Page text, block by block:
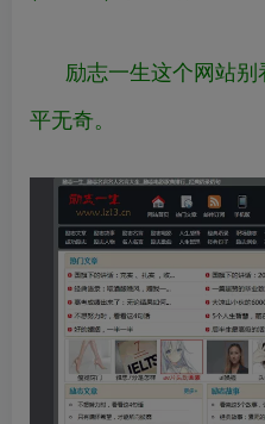
励志一生这个网站
平无奇。